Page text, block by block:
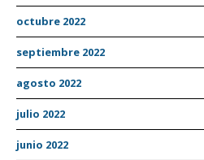
octubre 2022
septiembre 2022
agosto 2022
julio 2022
junio 2022